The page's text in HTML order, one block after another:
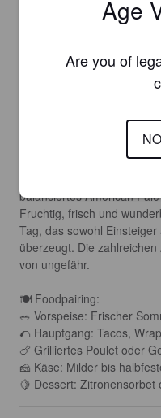
👄 Mundgefühl: Leicht bis
unkompliziert – genau
Bittere. Zitrusfrische
balanciertes American
Fruchtig, frisch und
Tag, das sowohl
überzeugt. Die
von ungefähr.
🍽 Foodpairing:
🥗 Vorspeise: Frischer
🌮 Hauptgang: Tacos,
🍗 Grilliertes Poulet oder
🧀 Käse: Milder bis
🍋 Dessert:
Age
Are you of
NO